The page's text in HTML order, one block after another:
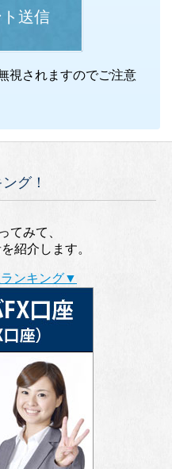
送信
視されますのでご注意
グ！
てみて、
紹介します。
ンキング▼